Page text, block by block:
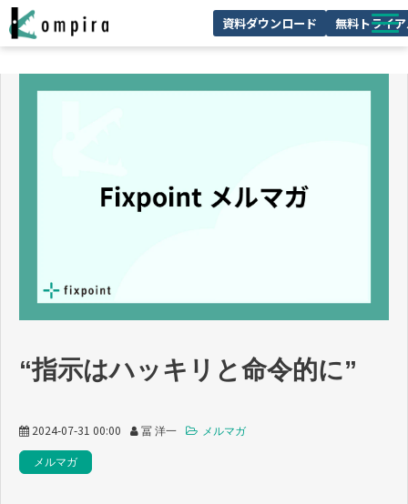
資料ダウンロード 無料トライ
技術情報
“指示はハッキリと命令的に”
2024-07-31 00:00 冨 洋一 メルマガ
メルマガ